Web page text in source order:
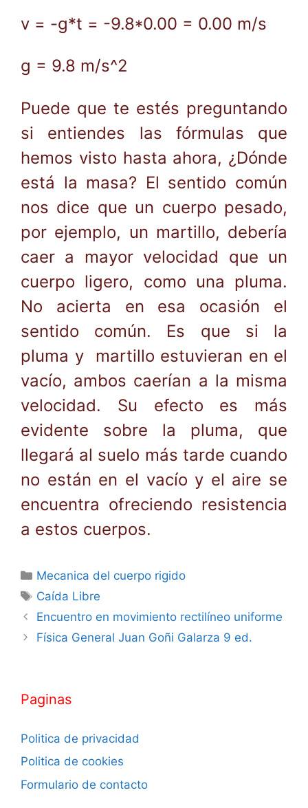
v = -g*t = -9.8*0.00 = 0.00 m/s
g = 9.8 m/s^2
Puede que te estés preguntando
si entiendes las fórmulas que
hemos visto hasta ahora, ¿Dónde
está la masa? El sentido común
nos dice que un cuerpo pesado,
por ejemplo, un martillo, debería
caer a mayor velocidad que un
cuerpo ligero, como una pluma.
No acierta en esa ocasión el
sentido común. Es que si la
pluma y martillo estuvieran en el
vacío, ambos caerían a la misma
velocidad. Su efecto es más
evidente sobre la pluma, que
llegará al suelo más tarde cuando
no están en el vacío y el aire se
encuentra ofreciendo resistencia
a estos cuerpos.
Categorías
Mecanica del cuerpo rigido
Etiquetas
Caída Libre
Encuentro en movimiento rectilíneo uniforme
Física General Juan Goñi Galarza 9 ed.
Paginas
Politica de privacidad
Politica de cookies
Formulario de contacto